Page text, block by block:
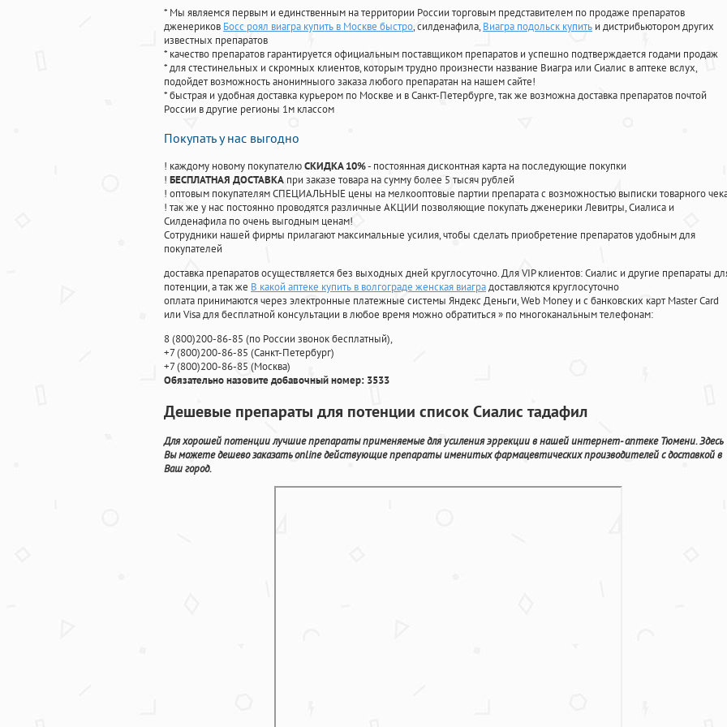
* Мы являемся первым и единственным на территории России торговым представителем по продаже препаратов
дженериков Босс роял виагра купить в Москве быстро, силденафила, Виагра подольск купить и дистрибьютором других
известных препаратов
* качество препаратов гарантируется официальным поставщиком препаратов и успешно подтверждается годами продаж
* для стестинельных и скромных клиентов, которым трудно произнести название Виагра или Сиалис в аптеке вслух,
подойдет возможность анонимныого заказа любого препаратан на нашем сайте!
* быстрая и удобная доставка курьером по Москве и в Санкт-Петербурге, так же возможна доставка препаратов почтой
России в другие регионы 1м классом
Покупать у нас выгодно
! каждому новому покупателюСКИДКА 10%- постоянная дисконтная карта на последующие покупки
! БЕСПЛАТНАЯ ДОСТАВКА при заказе товара на сумму более 5 тысяч рублей
! оптовым покупателям СПЕЦИАЛЬНЫЕ цены на мелкооптовые партии препарата с возможностью выписки товарного
! так же у нас постоянно проводятся различные АКЦИИ позволяющие покупать дженерики Левитры, Сиалиса и
Силденафила по очень выгодным ценам!
Cотрудники нашей фирмы прилагают максимальные усилия, чтобы сделать приобретение препаратов удобным для
покупателей
доставка препаратов осуществляется без выходных дней круглосуточно. Для VIP клиентов: Сиалис и другие препараты
потенции, а так же В какой аптеке купить в волгограде женская виаградоставляются круглосуточно
оплата принимаются через электронные платежные системы Яндекс Деньги, Web Money и с банковских карт Master Card
или Visa для бесплатной консультации в любое время можно обратиться» по многоканальным телефонам:
8(800)200-86-85 (по России звонок бесплатный),
+7(800)200-86-85 (Санкт-Петербург)
+7(800)200-86-85 (Москва)
Обязательно назовите добавочный номер: 3533
Дешевые препараты для потенции список Сиалис тадафил
Для хорошей потенции лучшие препараты применяемые для усиления эррекции в нашей интернет- аптеке Тюмени. Здесь
Вы можете дешево заказать online действующие препараты именитых фармацевтических производителей с доставкой в
Ваш город.